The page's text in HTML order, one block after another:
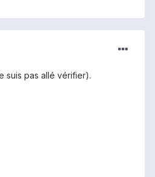
suis pas allé vérifier).